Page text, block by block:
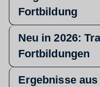
Fortbildung
Neu in 2026:
Fortbildungen
Ergebnisse